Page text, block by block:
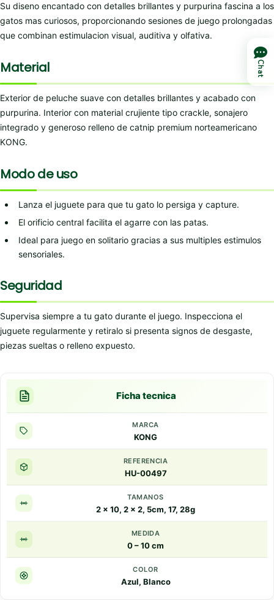
Su diseno encantado con detalles brillantes y purpurina fascina a los
gatos mas curiosos, proporcionando sesiones de juego prolongadas
que combinan estimulacion visual, auditiva y olfativa.
Material
Exterior de peluche suave con detalles brillantes y acabado con
purpurina. Interior con material crujiente tipo crackle, sonajero
integrado y generoso relleno de catnip premium norteamericano
KONG.
Modo de uso
Lanza el juguete para que tu gato lo persiga y capture.
El orificio central facilita el agarre con las patas.
Ideal para juego en solitario gracias a sus multiples estimulos
sensoriales.
Seguridad
Supervisa siempre a tu gato durante el juego. Inspecciona el
juguete regularmente y retiralo si presenta signos de desgaste,
piezas sueltas o relleno expuesto.
Ficha tecnica
MARCA
KONG
REFERENCIA
HU-00497
TAMANOS
2 x 10, 2 x 2, 5cm, 17, 28g
MEDIDA
0 – 10 cm
COLOR
Azul, Blanco
Chat